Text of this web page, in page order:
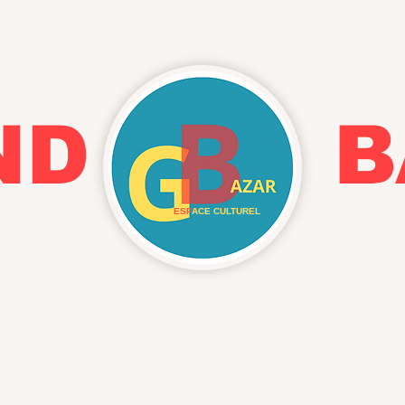
ESPACE CULTUREL